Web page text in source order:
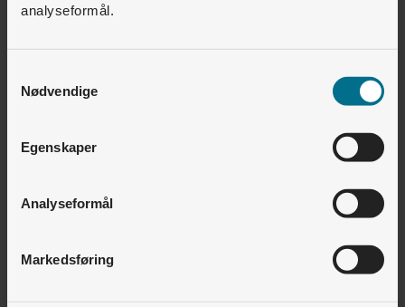
analyseformål.
Nødvendige
Egenskaper
Analyseformål
Markedsføring
Kan jeg installere Altibox Wifi Overalt selv?
Hvor raskt internett kan jeg få hos Lyse?
Vil 5G erstatte fibernettet?